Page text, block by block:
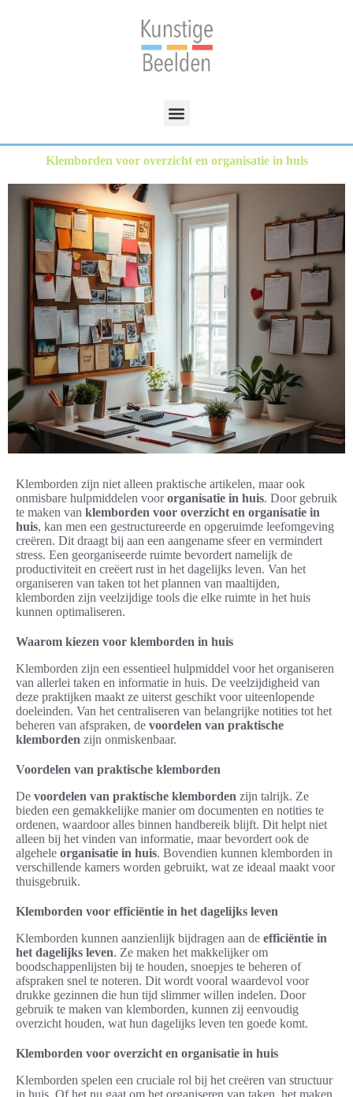
Klemborden voor overzicht en organisatie in huis
Klemborden zijn niet alleen praktische artikelen, maar ook
onmisbare hulpmiddelen voororganisatie in huis. Door gebruik
te maken van klemborden voor overzicht en organisatie in
huis, kan men een gestructureerde en opgeruimde leefomgeving
creëren. Dit draagt bij aan een aangename sfeer en vermindert
stress. Een georganiseerde ruimte bevordert namelijk de
productiviteit en creëert rust in het dagelijks leven. Van het
organiseren van taken tot het plannen van maaltijden,
klemborden zijn veelzijdige tools die elke ruimte in het huis
kunnen optimaliseren.
Waarom kiezen voor klemborden in huis
Klemborden zijn een essentieel hulpmiddel voor het organiseren
van allerlei taken en informatie in huis. De veelzijdigheid van
deze praktijken maakt ze uiterst geschikt voor uiteenlopende
doeleinden. Van het centraliseren van belangrijke notities tot het
beheren van afspraken, de voordelen van praktische
klemborden zijn onmiskenbaar.
Voordelen van praktische klemborden
De voordelen van praktische klemborden zijn talrijk. Ze
bieden een gemakkelijke manier om documenten en notities te
ordenen, waardoor alles binnen handbereik blijft. Dit helpt niet
alleen bij het vinden van informatie, maar bevordert ook de
algehele organisatie in huis. Bovendien kunnen klemborden in
verschillende kamers worden gebruikt, wat ze ideaal maakt voor
thuisgebruik.
Klemborden voor efficiëntie in het dagelijks leven
Klemborden kunnen aanzienlijk bijdragen aan de efficiëntie in
het dagelijks leven. Ze maken het makkelijker om
boodschappenlijsten bij te houden, snoepjes te beheren of
afspraken snel te noteren. Dit wordt vooral waardevol voor
drukke gezinnen die hun tijd slimmer willen indelen. Door
gebruik te maken van klemborden, kunnen zij eenvoudig
overzicht houden, wat hun dagelijks leven ten goede komt.
Klemborden voor overzicht en organisatie in huis
Klemborden spelen een cruciale rol bij het creëren van structuur